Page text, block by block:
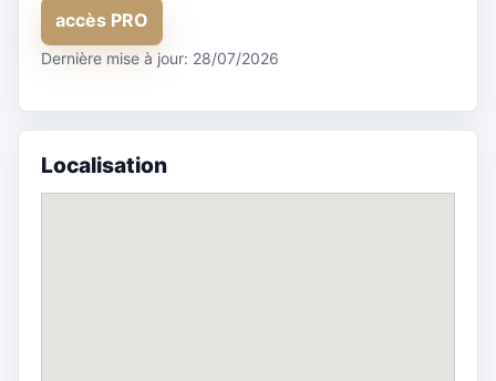
accès PRO
Dernière mise à jour: 28/07/2026
Localisation